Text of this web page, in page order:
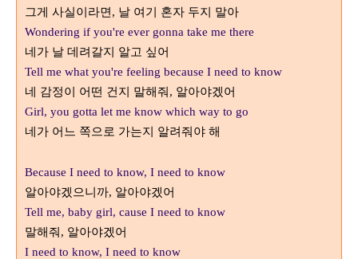
그게 사실이라면, 날 여기 혼자 두지 말아
Wondering if you're ever gonna take me there
네가 날 데려갈지 알고 싶어
Tell me what you're feeling because I need to know
네 감정이 어떤 건지 말해줘, 알아야겠어
Girl, you gotta let me know which way to go
네가 어느 쪽으로 가는지 알려줘야 해
Because I need to know, I need to know
알아야겠으니까, 알아야겠어
Tell me, baby girl, cause I need to know
말해줘, 알아야겠어
I need to know, I need to know